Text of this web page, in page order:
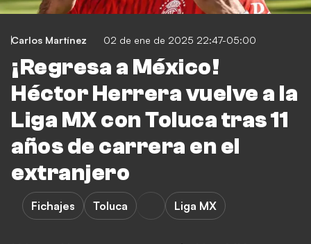
Carlos Martínez 02 de ene de 2025 22:47-05:00
¡Regresa a México!
Héctor Herrera vuelve a la
Liga MX con Toluca tras 11
años de carrera en el
extranjero
Fichajes Toluca Liga MX